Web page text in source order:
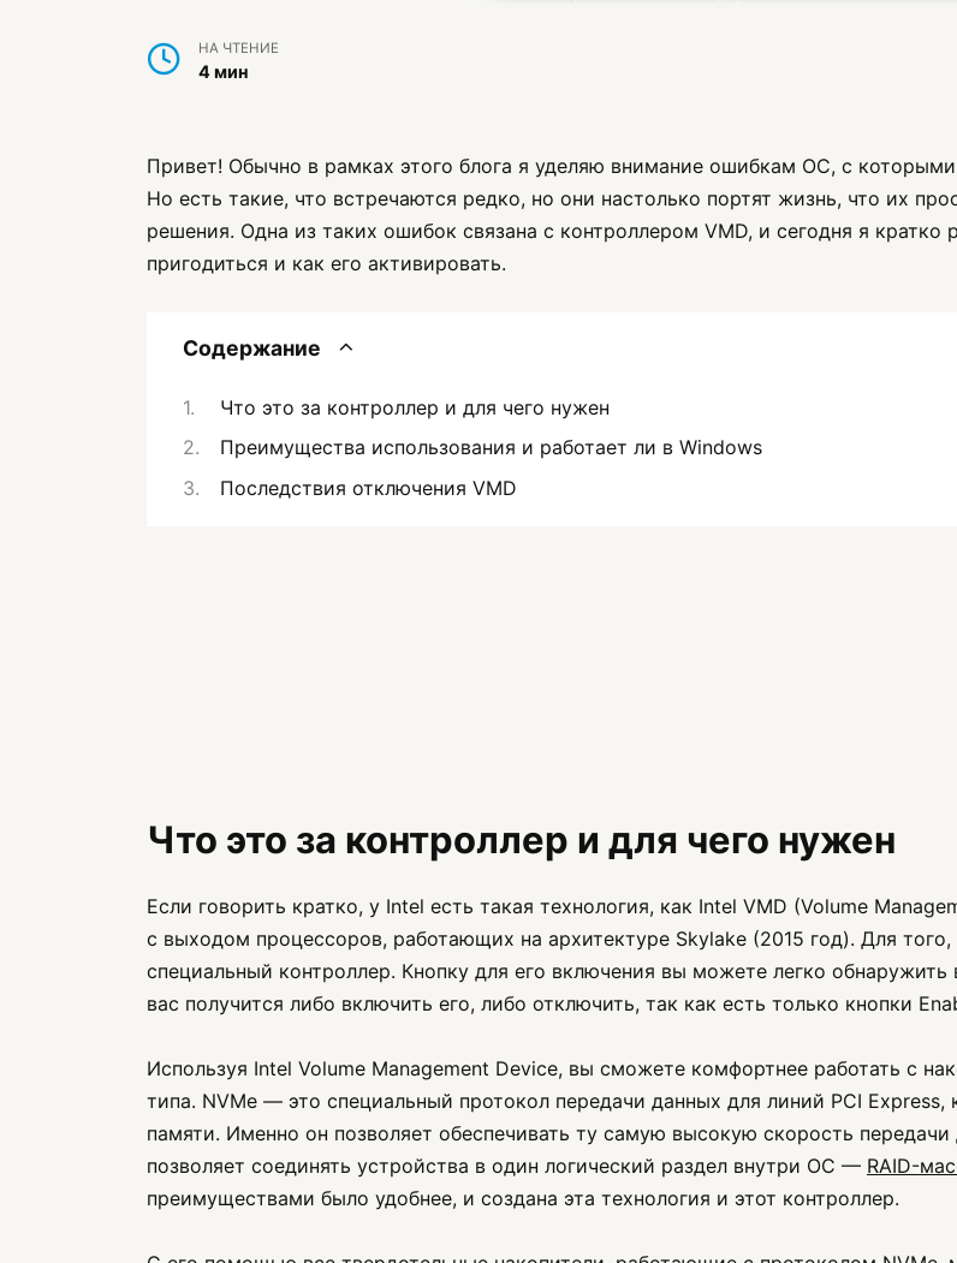
НА ЧТЕНИЕ
4 мин
Привет! Обычно в рамках этого блога я уделяю внимание ошибкам ОС, с
Но есть такие, что встречаются редко, но они настолько портят жизнь, что их
решения. Одна из таких ошибок связана с контроллером VMD, и сегодня я
пригодиться и как его активировать.
Содержание
Что это за контроллер и для чего нужен
Преимущества использования и работает ли в Windows
Последствия отключения VMD
Что это за контроллер и для чего нужен
Если говорить кратко, у Intel есть такая технология, как Intel VMD (Volume
с выходом процессоров, работающих на архитектуре Skylake (2015 год). Для
специальный контроллер. Кнопку для его включения вы можете легко
вас получится либо включить его, либо отключить, так как есть только кнопки
Используя Intel Volume Management Device, вы сможете комфортнее работать с
типа. NVMe — это специальный протокол передачи данных для линий PCI
памяти. Именно он позволяет обеспечивать ту самую высокую скорость
позволяет соединять устройства в один логический раздел внутри ОС — RAID-
преимуществами было удобнее, и создана эта технология и этот контроллер.